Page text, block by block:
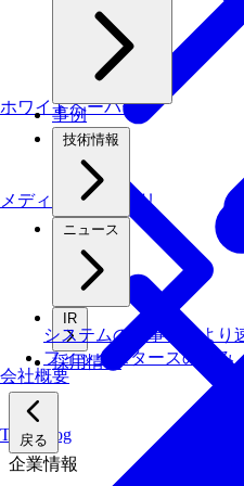
ホワイトペーパー
Tech Blog
メディアライブラリ
事例
技術情報
ニュース
IR
採用情報
戻る
企業情報
会社概要
システムの仕事を、より
フィックスターズの​強み